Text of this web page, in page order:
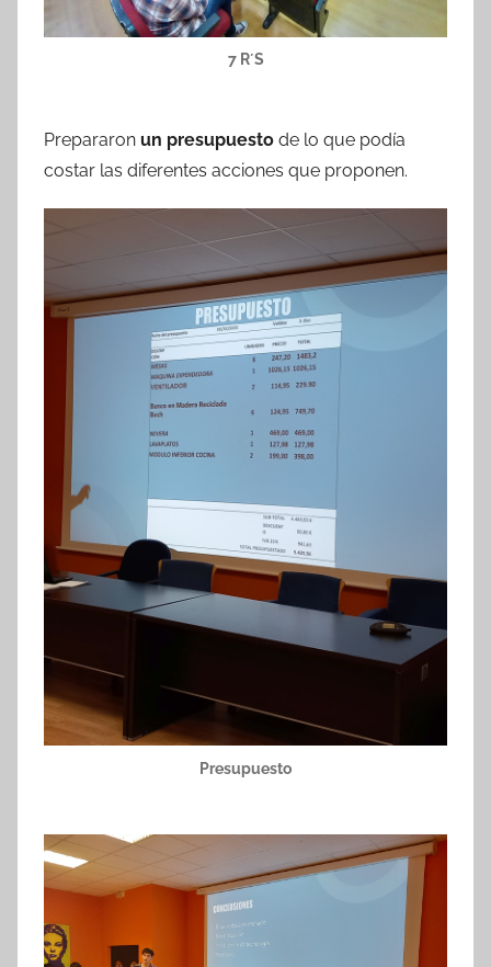
7 R´S
Prepararon un presupuesto de lo que podía
costar las diferentes acciones que proponen.
Presupuesto